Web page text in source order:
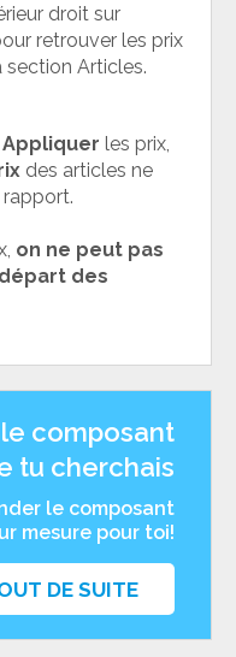
droit sur
retrouver les prix
Articles.
les prix,
des articles ne
on ne peut pas
des
composant
tu cherchais
le composant
mesure pour toi!
DE SUITE